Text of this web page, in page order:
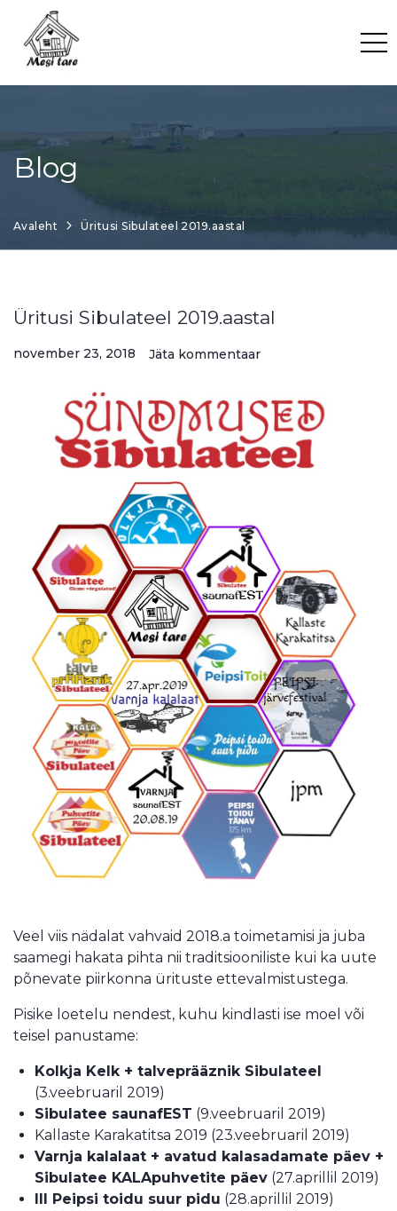
content
Blog
Avaleht Üritusi Sibulateel 2019.aastal
Üritusi Sibulateel 2019.aastal
november 23, 2018 Jäta kommentaar
Veel viis nädalat vahvaid 2018.a toimetamisi ja juba
saamegi hakata pihta nii traditsiooniliste kui ka uute
põnevate piirkonna ürituste ettevalmistustega.
Pisike loetelu nendest, kuhu kindlasti ise moel või
teisel panustame:
Kolkja Kelk + talveprääznik Sibulateel
(3.veebruaril 2019)
Sibulatee saunafEST (9.veebruaril 2019)
Kallaste Karakatitsa 2019 (23.veebruaril 2019)
Varnja kalalaat + avatud kalasadamate päev +
Sibulatee KALApuhvetite päev (27.aprillil 2019)
III Peipsi toidu suur pidu (28.aprillil 2019)